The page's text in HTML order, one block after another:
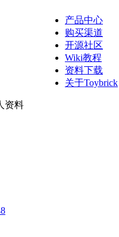
产品中心
购买渠道
开源社区
Wiki教程
资料下载
关于Toybrick
资料